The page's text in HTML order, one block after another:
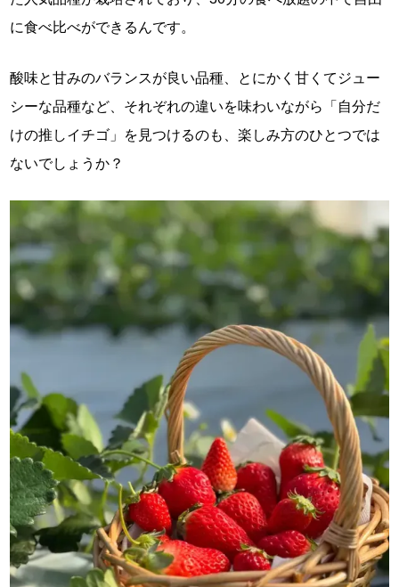
に食べ比べができるんです。
酸味と甘みのバランスが良い品種、とにかく甘くてジュー
シーな品種など、それぞれの違いを味わいながら「自分だ
けの推しイチゴ」を見つけるのも、楽しみ方のひとつでは
ないでしょうか？